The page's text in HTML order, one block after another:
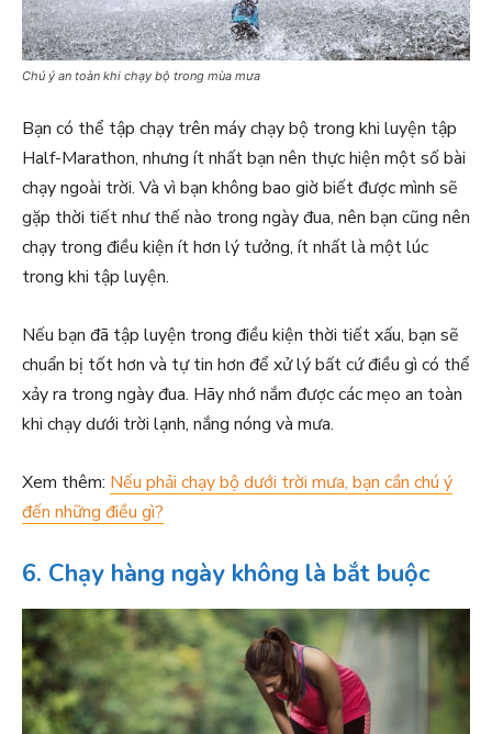
Chú ý an toàn khi chạy bộ trong mùa mưa
Bạn có thể tập chạy trên máy chạy bộ trong khi luyện tập
Half-Marathon, nhưng ít nhất bạn nên thực hiện một số bài
chạy ngoài trời. Và vì bạn không bao giờ biết được mình sẽ
gặp thời tiết như thế nào trong ngày đua, nên bạn cũng nên
chạy trong điều kiện ít hơn lý tưởng, ít nhất là một lúc
trong khi tập luyện.
Nếu bạn đã tập luyện trong điều kiện thời tiết xấu, bạn sẽ
chuẩn bị tốt hơn và tự tin hơn để xử lý bất cứ điều gì có thể
xảy ra trong ngày đua. Hãy nhớ nắm được các mẹo an toàn
khi chạy dưới trời lạnh, nắng nóng và mưa.
Xem thêm: Nếu phải chạy bộ dưới trời mưa, bạn cần chú ý
đến những điều gì?
6. Chạy hàng ngày không là bắt buộc